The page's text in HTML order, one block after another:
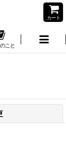
カート
こと